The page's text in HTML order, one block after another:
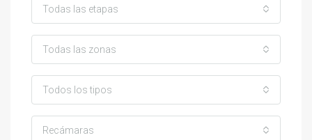
Todas las etapas
Todas las zonas
Todos los tipos
Recámaras